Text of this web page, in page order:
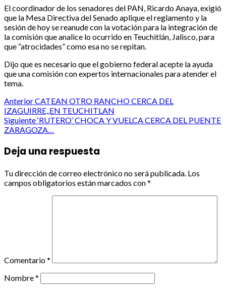
El coordinador de los senadores del PAN, Ricardo Anaya, exigió
que la Mesa Directiva del Senado aplique el reglamento y la
sesión de hoy se reanude con la votación para la integración de
la comisión que analice lo ocurrido en Teuchitlán, Jalisco, para
que “atrocidades” como esa no se repitan.
Dijo que es necesario que el gobierno federal acepte la ayuda
que una comisión con expertos internacionales para atender el
tema.
Post
navigation
AnteriorCATEAN OTRO RANCHO CERCA DEL
IZAGUIRRE,,EN TEUCHITLAN
Siguiente‘RUTERO’ CHOCA Y VUELCA CERCA DEL PUENTE
ZARAGOZA…
Deja una respuesta
Tu dirección de correo electrónico no será publicada. Los
campos obligatorios están marcados con*
Comentario*
Nombre*